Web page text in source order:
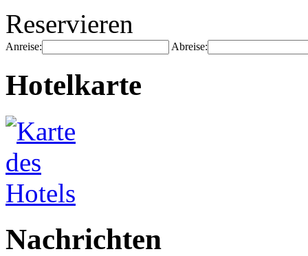
Reservieren
Anreise: Abreise:
Hotelkarte
Nachrichten